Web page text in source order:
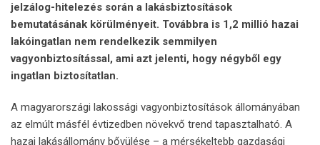
jelzálog-hitelezés során a lakásbiztosítások
bemutatásának körülményeit. Továbbra is 1,2 millió hazai
lakóingatlan nem rendelkezik semmilyen
vagyonbiztosítással, ami azt jelenti, hogy négyből egy
ingatlan biztosítatlan.
A magyarországi lakossági vagyonbiztosítások állományában
az elmúlt másfél évtizedben növekvő trend tapasztalható. A
hazai lakásállomány bővülése – a mérsékeltebb gazdasági